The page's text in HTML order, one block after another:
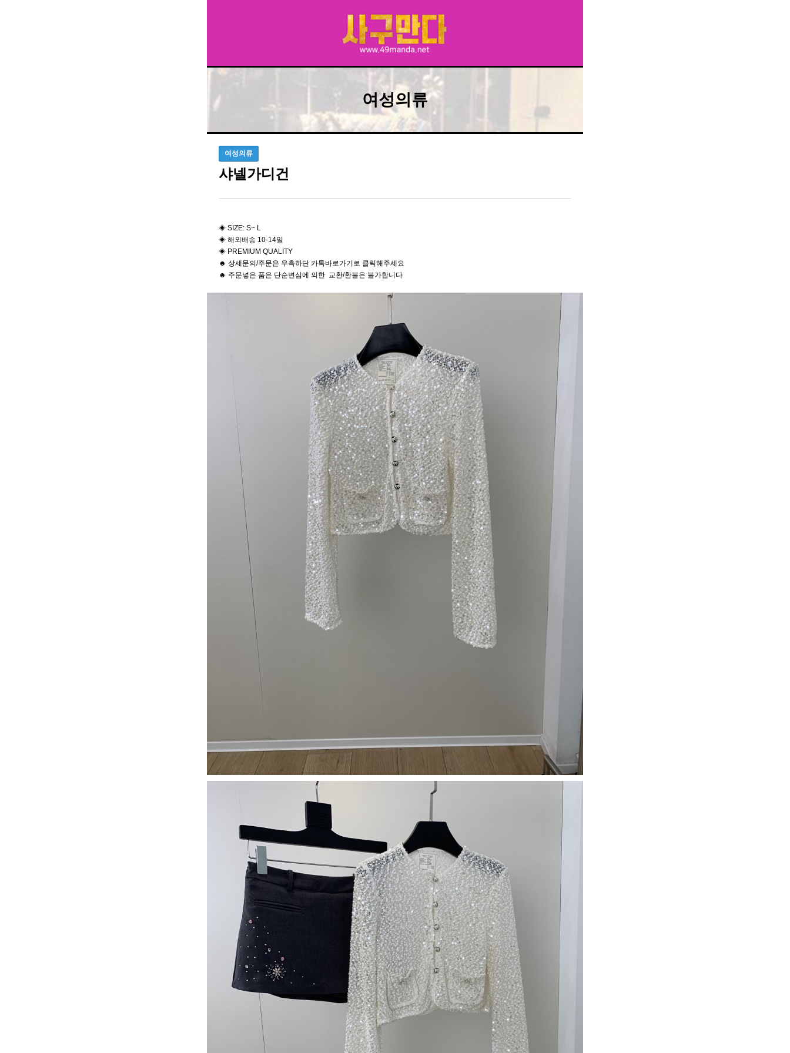
여성의류
여성의류
샤넬가디건
◈ SIZE: S~ L
◈ 해외배송 10-14일
◈ PREMIUM QUALITY
☻ 상세문의/주문은 우측하단 카톡바로가기로 클릭해주세요
☻ 주문넣은 품은 단순변심에 의한 교환/환불은 불가합니다